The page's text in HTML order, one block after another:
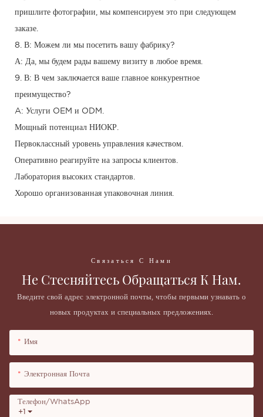
пришлите фотографии, мы компенсируем это при следующем
заказе.
8. В: Можем ли мы посетить вашу фабрику?
А: Да, мы будем рады вашему визиту в любое время.
9. В: В чем заключается ваше главное конкурентное
преимущество?
A: Услуги OEM и ODM.
Мощный потенциал НИОКР.
Первоклассный уровень управления качеством.
Оперативно реагируйте на запросы клиентов.
Лаборатория высоких стандартов.
Хорошо организованная упаковочная линия.
Связаться С Нами
Не Стесняйтесь Обращаться К Нам.
Введите свой адрес электронной почты, чтобы первыми узнавать о
новых продуктах и ​​специальных предложениях.
Имя
Электронная Почта
+1
Телефон/WhatsApp